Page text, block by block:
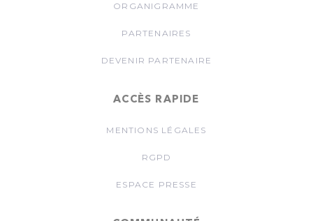
ORGANIGRAMME
PARTENAIRES
DEVENIR PARTENAIRE
ACCÈS RAPIDE
MENTIONS LÉGALES
RGPD
ESPACE PRESSE